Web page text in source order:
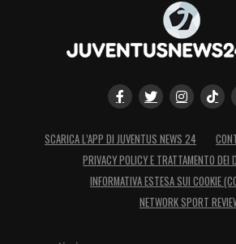
SCARICA L’APP DI JUVENTUS NEWS 24
PRIVACY POLICY E TRATTAMENTO DEI
INFORMATIVA ESTESA SUI COOKIE
NETWORK SPORT